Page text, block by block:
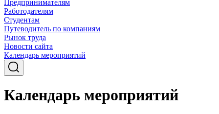
Предпринимателям
Работодателям
Студентам
Путеводитель по компаниям
Рынок труда
Новости сайта
Календарь мероприятий
Календарь мероприятий